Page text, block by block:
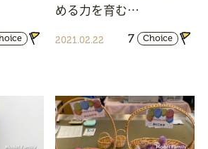
める力を育む…
2021.02.22 7 Choice